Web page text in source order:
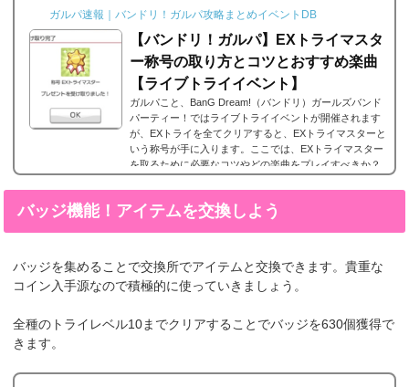
ガルパ速報｜バンドリ！ガルパ攻略まとめイベントDB
【バンドリ！ガルパ】EXトライマスタ
ー称号の取り方とコツとおすすめ楽曲
【ライブトライイベント】
ガルパこと、BanG Dream!（バンドリ）ガールズバンド
パーティー！ではライブトライイベントが開催されます
が、EXトライを全てクリアすると、EXトライマスターと
いう称号が手に入ります。ここでは、EXトライマスター
を取るために必要なコツやどの楽曲をプレイすべきか？
「トライレベル」全て達成した後に登場する「EXトラ
バッジ機能！アイテムを交換しよう
バッジを集めることで交換所でアイテムと交換できます。貴重な
コイン入手源なので積極的に使っていきましょう。
全種のトライレベル10までクリアすることでバッジを630個獲得で
きます。